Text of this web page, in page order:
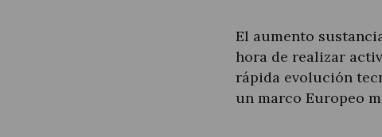
Actualité juridique
Nouvelles et articles
El aumento
hora de realizar
rápida evolución
un marco Europeo